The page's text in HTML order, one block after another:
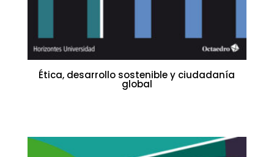
Ética, desarrollo sostenible y ciudadanía
global